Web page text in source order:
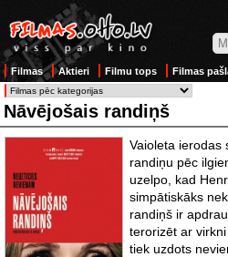
Filmas Aktieri Filmu tops Filmas
Nāvējošais randiņš
Vaioleta ierodas
randiņu pēc
uzelpo, kad
simpātiskāks
randiņš ir
terorizēt ar
tiek uzdots